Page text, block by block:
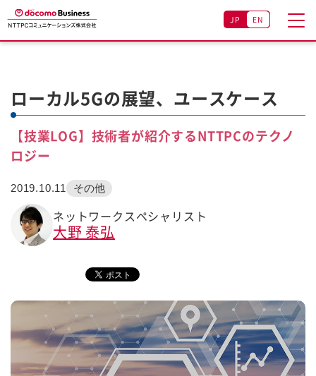
JP EN
ローカル5Gの展望、ユースケース
【技業LOG】技術者が紹介するNTTPCのテクノ
ロジー
2019.10.11 その他
ネットワークスペシャリスト
大野 泰弘